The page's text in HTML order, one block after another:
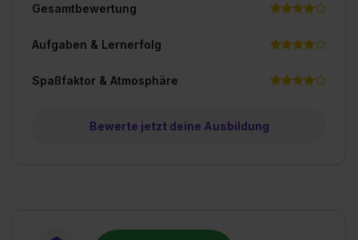
Gesamtbewertung
Aufgaben & Lernerfolg
Spaßfaktor & Atmosphäre
Bewerte jetzt deine Ausbildung